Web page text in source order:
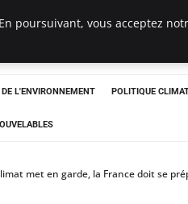
L'ENVIRONNEMENT POLITIQUE
met en garde, la France doit se
poursuivant, vous acceptez